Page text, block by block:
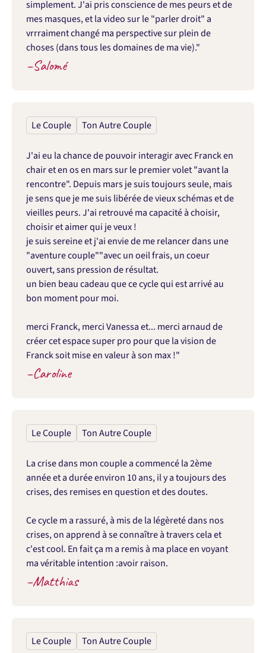
simplement. J'ai pris conscience de mes peurs et de
mes masques, et la video sur le "parler droit" a
vrrraiment changé ma perspective sur plein de
choses (dans tous les domaines de ma vie)."
–Salomé
Le Couple Ton Autre Couple
J'ai eu la chance de pouvoir interagir avec Franck en
chair et en os en mars sur le premier volet "avant la
rencontre". Depuis mars je suis toujours seule, mais
je sens que je me suis libérée de vieux schémas et de
vieilles peurs. J'ai retrouvé ma capacité à choisir,
choisir et aimer qui je veux !
je suis sereine et j'ai envie de me relancer dans une
"aventure couple""avec un oeil frais, un coeur
ouvert, sans pression de résultat.
un bien beau cadeau que ce cycle qui est arrivé au
bon moment pour moi.
merci Franck, merci Vanessa et... merci arnaud de
créer cet espace super pro pour que la vision de
Franck soit mise en valeur à son max !"
–Caroline
Le Couple Ton Autre Couple
La crise dans mon couple a commencé la 2ème
année et a durée environ 10 ans, il y a toujours des
crises, des remises en question et des doutes.
Ce cycle m a rassuré, à mis de la légèreté dans nos
crises, on apprend à se connaître à travers cela et
c'est cool. En fait ça m a remis à ma place en voyant
ma véritable intention :avoir raison.
–Matthias
Le Couple Ton Autre Couple